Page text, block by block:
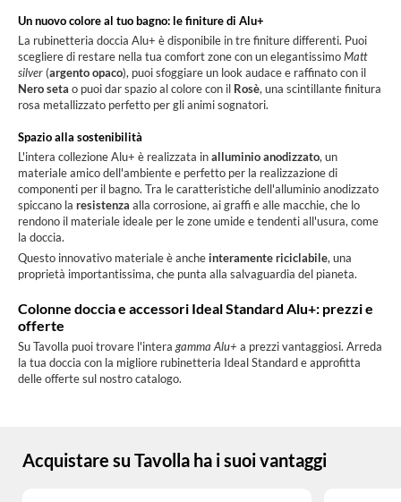
Un nuovo colore al tuo bagno: le finiture di Alu+
La rubinetteria doccia Alu+ è disponibile in tre finiture differenti. Puoi
scegliere di restare nella tua comfort zone con un elegantissimoMatt
silver (argento opaco), puoi sfoggiare un look audace e raffinato con il
Nero seta o puoi dar spazio al colore con il Rosè, una scintillante finitura
rosa metallizzato perfetto per gli animi sognatori.
Spazio alla sostenibilità
L'intera collezione Alu+ è realizzata inalluminio anodizzato, un
materiale amico dell'ambiente e perfetto per la realizzazione di
componenti per il bagno. Tra le caratteristiche dell'alluminio anodizzato
spiccano la resistenza alla corrosione, ai graffi e alle macchie, che lo
rendono il materiale ideale per le zone umide e tendenti all'usura, come
la doccia.
Questo innovativo materiale è ancheinteramente riciclabile, una
proprietà importantissima, che punta alla salvaguardia del pianeta.
Colonne doccia e accessori Ideal Standard Alu+: prezzi e
offerte
Su Tavolla puoi trovare l'intera gamma Alu+ a prezzi vantaggiosi. Arreda
la tua doccia con la migliore rubinetteria Ideal Standard e approfitta
delle offerte sul nostro catalogo.
Acquistare su Tavolla ha i suoi vantaggi